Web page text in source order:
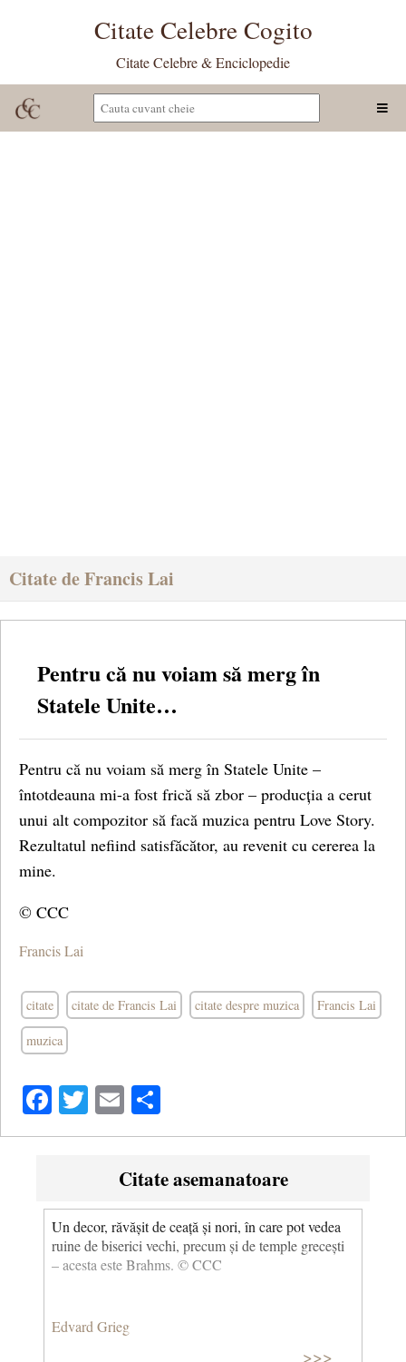
Citate Celebre Cogito
Citate Celebre & Enciclopedie
Citate de Francis Lai
Pentru că nu voiam să merg în
Statele Unite…
Pentru că nu voiam să merg în Statele Unite –
întotdeauna mi-a fost frică să zbor – producția a cerut
unui alt compozitor să facă muzica pentru Love Story.
Rezultatul nefiind satisfăcător, au revenit cu cererea la
mine.
© CCC
Francis Lai
citate citate de Francis Lai citate despre muzica Francis Lai
muzica
Facebook
Twitter
Email
Citate asemanatoare
Un decor, răvășit de ceață și nori, în care pot vedea
ruine de biserici vechi, precum și de temple grecești
– acesta este Brahms. © CCC
Edvard Grieg
>>>